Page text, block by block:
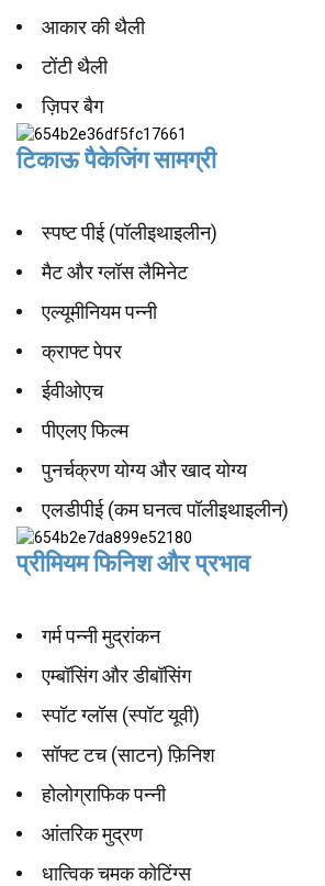
आकार की थैली
टोंटी थैली
ज़िपर बैग
टिकाऊ पैकेजिंग सामग्री
स्पष्ट पीई (पॉलीइथाइलीन)
मैट और ग्लॉस लैमिनेट
एल्यूमीनियम पन्नी
क्राफ्ट पेपर
ईवीओएच
पीएलए फिल्म
पुनर्चक्रण योग्य और खाद योग्य
एलडीपीई (कम घनत्व पॉलीइथाइलीन)
प्रीमियम फिनिश और प्रभाव
गर्म पन्नी मुद्रांकन
एम्बॉसिंग और डीबॉसिंग
स्पॉट ग्लॉस (स्पॉट यूवी)
सॉफ्ट टच (साटन) फ़िनिश
होलोग्राफिक पन्नी
आंतरिक मुद्रण
धात्विक चमक कोटिंग्स